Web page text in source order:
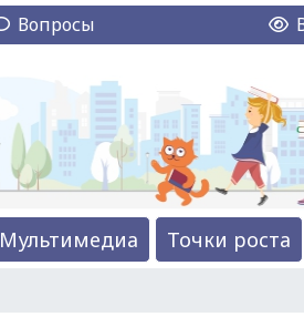
Вопросы
Мультимедиа Точки роста